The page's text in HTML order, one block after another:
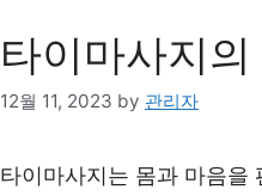
타이마사지
12월 11, 2023 by 관리자
타이마사지는 몸과 마음을